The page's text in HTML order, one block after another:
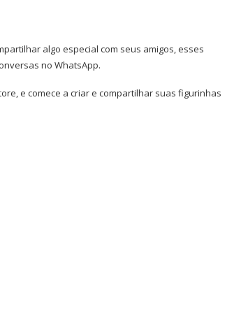
algo especial com seus amigos, esses
no WhatsApp.
e comece a criar e compartilhar suas figurinhas